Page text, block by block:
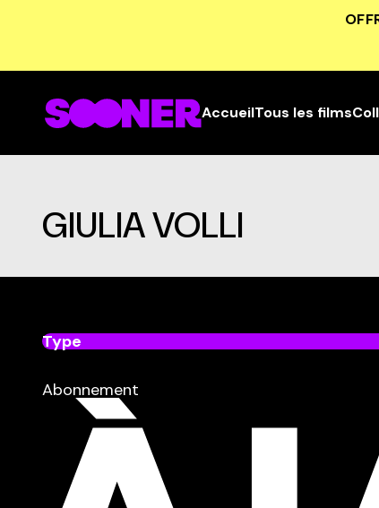
AccueilTous les films
GIULIA VOLLI
Type
dans
Abonnement